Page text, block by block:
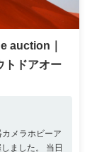
auction｜
トドアオー
ました！
メラホビーア
ました。 当日